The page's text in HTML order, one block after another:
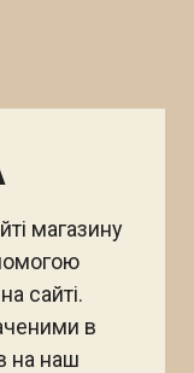
магазину
сайті.
в
на наш